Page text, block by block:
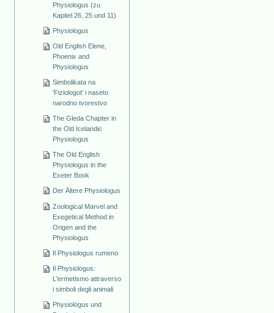
Physiologus (zu
Kapitel 26, 25 und 11)
Physiologus
Old English Elene,
Phoenix and
Physiologus
Simbolikata na
'Fiziologot' i naseto
narodno tvorestvo
The Gleda Chapter in
the Old Icelandic
Physiologus
The Old English
Physiologus in the
Exeter Book
Der Ältere Physiologus
Zoological Marvel and
Exegetical Method in
Origen and the
Physiologus
Il Physiologus rumeno
Il Physiologus:
L'ermetismo attraverso
i simboli degli animali
Physiologus und